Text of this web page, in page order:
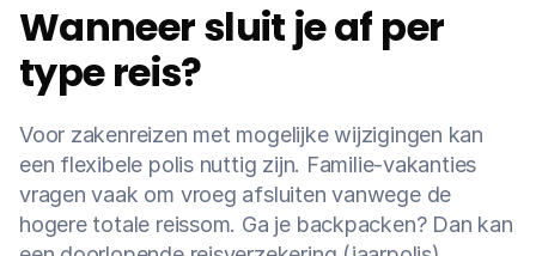
Wanneer sluit je af per
type reis?
Voor zakenreizen met mogelijke wijzigingen kan
een flexibele polis nuttig zijn. Familie-vakanties
vragen vaak om vroeg afsluiten vanwege de
hogere totale reissom. Ga je backpacken? Dan kan